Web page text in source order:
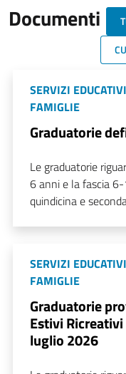
Documenti
SERVIZI
FAMIGLIE
Graduatorie
Le graduatorie
6 anni e la fascia
quindicina e
SERVIZI
FAMIGLIE
Graduatorie
Estivi
luglio 2026